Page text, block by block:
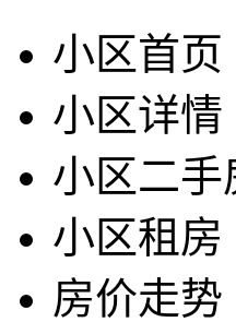
小区首页
小区详情
小区二手
小区租房
房价走势